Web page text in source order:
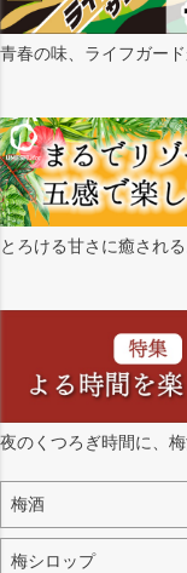
青春の味、ライフガー
とろける甘さに癒され
夜のくつろぎ時間に、
梅酒
梅シロップ